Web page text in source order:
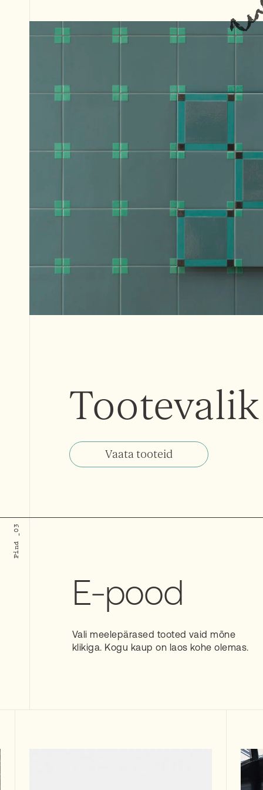
Tootevalik
Vaata tooteid
E-pood
Vali meelepärased tooted vaid mõne
klikiga. Kogu kaup on laos kohe olemas.